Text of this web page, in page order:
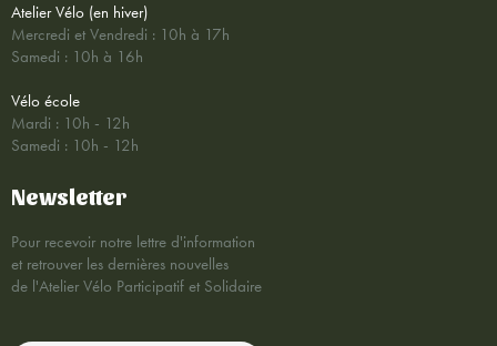
Atelier Vélo (en hiver)
Mercredi et Vendredi : 10h à 17h
Samedi : 10h à 16h
Vélo école
Mardi : 10h - 12h
Samedi : 10h - 12h
Newsletter
Pour recevoir notre lettre d'information
et retrouver les dernières nouvelles
de l'Atelier Vélo Participatif et Solidaire